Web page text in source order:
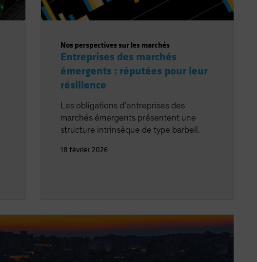
Nos perspectives sur les marchés
Entreprises des marchés
émergents : réputées pour leur
résilience
Les obligations d’entreprises des
marchés émergents présentent une
structure intrinsèque de type barbell.
18 février 2026